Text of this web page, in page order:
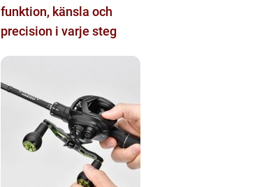
funktion, känsla och
precision i varje steg